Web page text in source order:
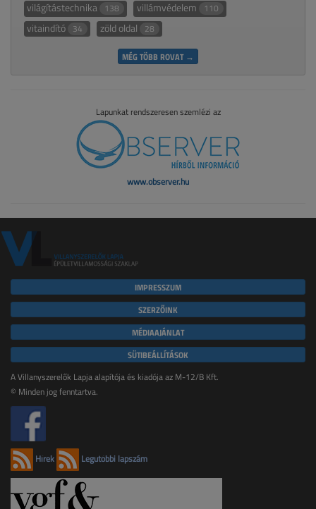
világítástechnika 138 villámvédelem 110
vitaindító 34 zöld oldal 28
MÉG TÖBB ROVAT →
Lapunkat rendszeresen szemlézi az
www.observer.hu
IMPRESSZUM
SZERZŐINK
MÉDIAAJÁNLAT
SÜTIBEÁLLÍTÁSOK
A Villanyszerelők Lapja alapítója és kiadója az M-12/B Kft.
© Minden jog fenntartva.
Hírek Legutóbbi lapszám